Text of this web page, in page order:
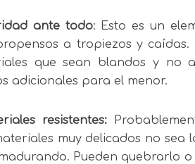
ante todo: Esto es un
a tropiezos y caídas.
que sean blandos y no
adicionales para el menor.
resistentes:
muy delicados no sea
Pueden quebrarlo